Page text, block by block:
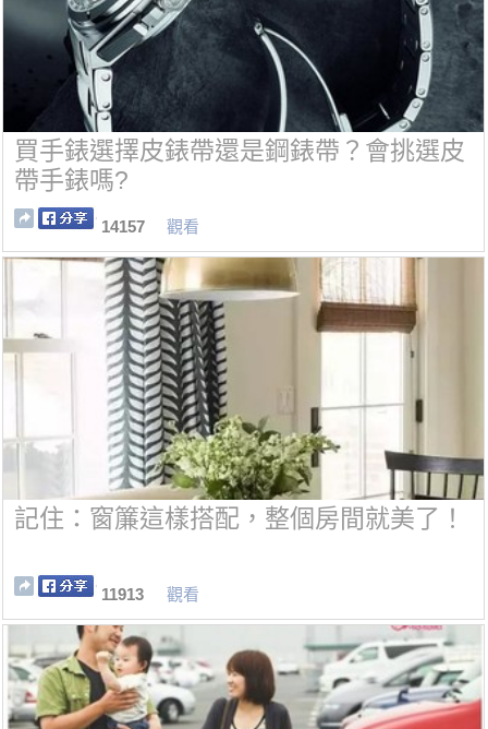
買手錶選擇皮錶帶還是鋼錶帶？會挑選皮
帶手錶嗎?
14157 觀看
記住：窗簾這樣搭配，整個房間就美了！
11913 觀看